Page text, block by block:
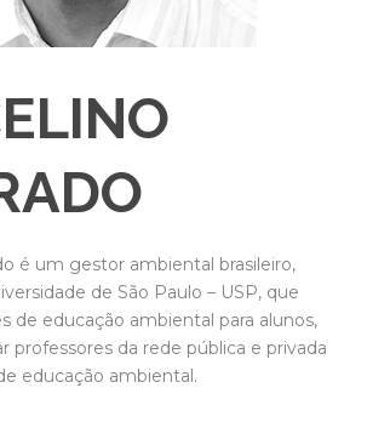
é um gestor ambiental brasileiro,
de São Paulo – USP, que
de educação ambiental para alunos,
professores da rede pública e privada
educação ambiental.